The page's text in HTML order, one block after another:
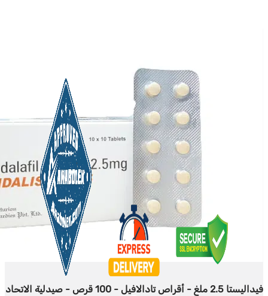
فيداليستا 2.5 ملغ - أقراص تادالافيل - 100 قرص - صيدلية الاتحاد